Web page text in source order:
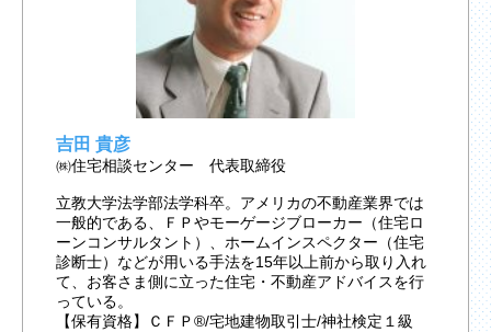
吉田 貴彦
㈱住宅相談センター 代表取締役
立教大学法学部法学科卒。アメリカの不動産業界では
一般的である、ＦＰやモーゲージブローカー（住宅ロ
ーンコンサルタント）、ホームインスペクター（住宅
診断士）などが用いる手法を15年以上前から取り入れ
て、お客さま側に立った住宅・不動産アドバイスを行
っている。
【保有資格】ＣＦＰ®/宅地建物取引士/神社検定１級